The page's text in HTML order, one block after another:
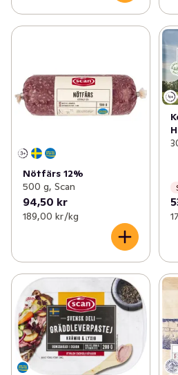
Nötfärs 12%
500 g, Scan
94,50 kr
189,00 kr /kg